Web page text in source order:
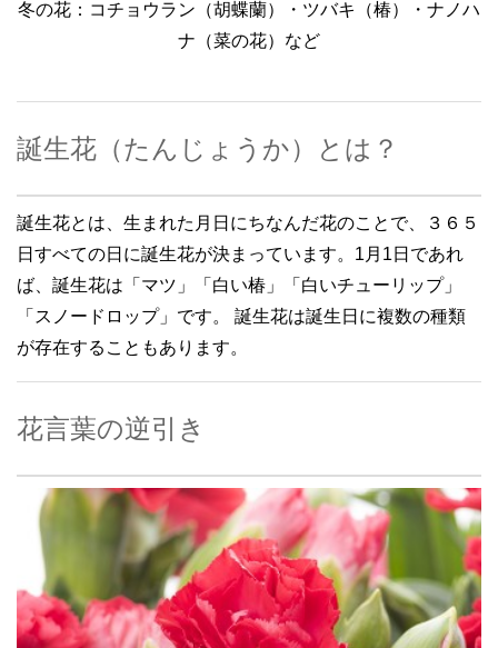
冬の花：コチョウラン（胡蝶蘭）・ツバキ（椿）・ナノハ
ナ（菜の花）など
誕生花（たんじょうか）とは？
誕生花とは、生まれた月日にちなんだ花のことで、３６５
日すべての日に誕生花が決まっています。1月1日であれ
ば、誕生花は「マツ」「白い椿」「白いチューリップ」
「スノードロップ」です。 誕生花は誕生日に複数の種類
が存在することもあります。
花言葉の逆引き